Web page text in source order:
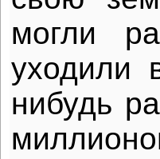
могли
уходили
нибудь